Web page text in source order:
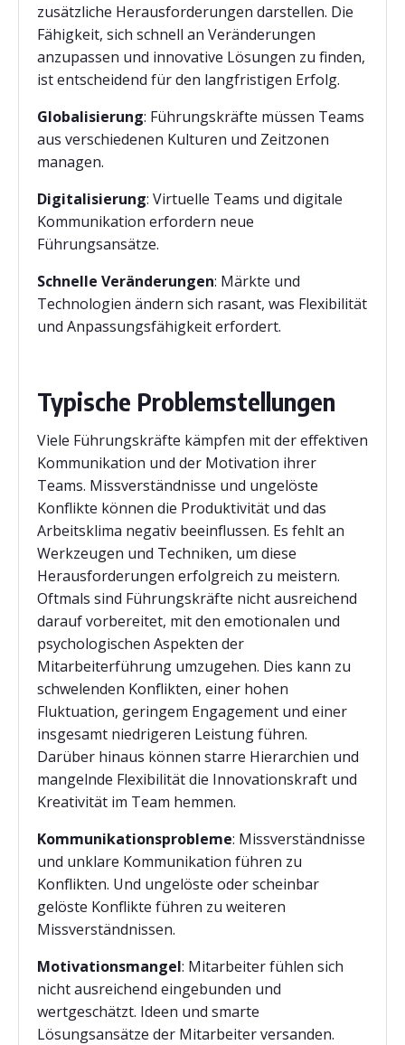
zusätzliche Herausforderungen darstellen. Die
Fähigkeit, sich schnell an Veränderungen
anzupassen und innovative Lösungen zu finden,
ist entscheidend für den langfristigen Erfolg.
Globalisierung: Führungskräfte müssen Teams
aus verschiedenen Kulturen und Zeitzonen
managen.
Digitalisierung: Virtuelle Teams und digitale
Kommunikation erfordern neue
Führungsansätze.
Schnelle Veränderungen: Märkte und
Technologien ändern sich rasant, was Flexibilität
und Anpassungsfähigkeit erfordert.
Typische Problemstellungen
Viele Führungskräfte kämpfen mit der effektiven
Kommunikation und der Motivation ihrer
Teams. Missverständnisse und ungelöste
Konflikte können die Produktivität und das
Arbeitsklima negativ beeinflussen. Es fehlt an
Werkzeugen und Techniken, um diese
Herausforderungen erfolgreich zu meistern.
Oftmals sind Führungskräfte nicht ausreichend
darauf vorbereitet, mit den emotionalen und
psychologischen Aspekten der
Mitarbeiterführung umzugehen. Dies kann zu
schwelenden Konflikten, einer hohen
Fluktuation, geringem Engagement und einer
insgesamt niedrigeren Leistung führen.
Darüber hinaus können starre Hierarchien und
mangelnde Flexibilität die Innovationskraft und
Kreativität im Team hemmen.
Kommunikationsprobleme: Missverständnisse
und unklare Kommunikation führen zu
Konflikten. Und ungelöste oder scheinbar
gelöste Konflikte führen zu weiteren
Missverständnissen.
Motivationsmangel: Mitarbeiter fühlen sich
nicht ausreichend eingebunden und
wertgeschätzt. Ideen und smarte
Lösungsansätze der Mitarbeiter versanden.